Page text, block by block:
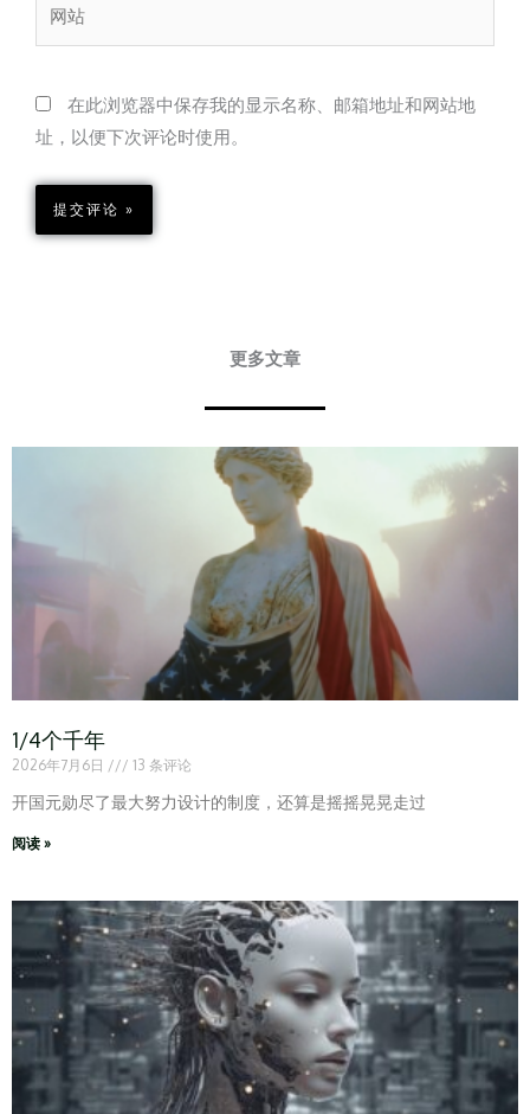
站
在此浏览器中保存我的显示名称、邮箱地址和网站地
址，以便下次评论时使用。
更多文章
1/4个千年
2026年7月6日 13 条评论
开国元勋尽了最大努力设计的制度，还算是摇摇晃晃走过
阅读 »
PagePagePagePagePage PagePagePage
PagePagePagePage PagePage
PagePagePagePage